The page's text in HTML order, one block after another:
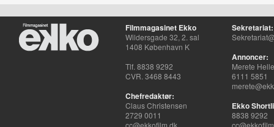
Filmmagasinet Ekko
Wildersgade 32, 2. sal
1408 København K
Tlf. 8838 9292
CVR. 3468 8443
Chefredaktør:
Claus Christensen
2729 0011
cc@ekkofilm.dk
Sekretariat:
Annoncer:
Merete
6111 5851
Ekko
8838 9292